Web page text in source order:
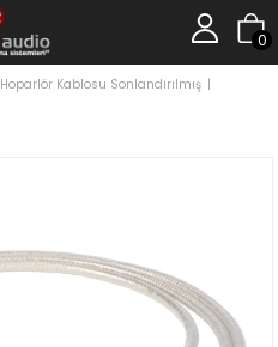
0
Hoparlör Kablosu Sonlandırılmış